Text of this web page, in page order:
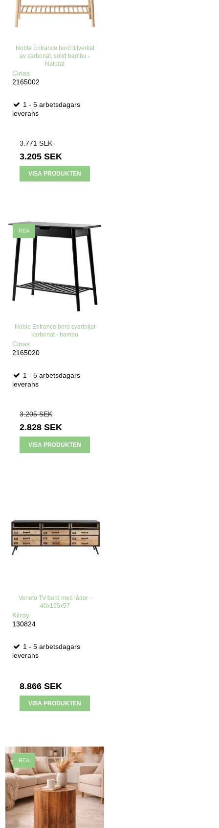
Noble Entrance bord tillverkat
av karbonat, solid bambu -
Natural
Cinas
2165002
1 - 5 arbetsdagars
leverans
3.771 SEK
3.205 SEK
VISA PRODUKTEN
REA
Noble Entrance bord svartoljat
karbonat - bambu
Cinas
2165020
1 - 5 arbetsdagars
leverans
3.205 SEK
2.828 SEK
VISA PRODUKTEN
Veneto TV-bord med lådor -
40x155x57
Kilroy
130824
1 - 5 arbetsdagars
leverans
8.866 SEK
VISA PRODUKTEN
REA